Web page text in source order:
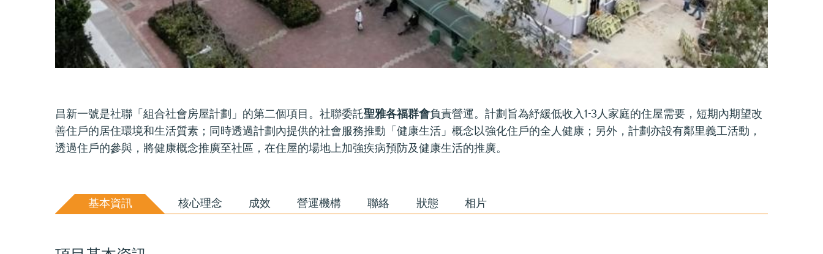
昌新一號是社聯「組合社會房屋計劃」的第二個項目。社聯委託聖雅各福群會負責營運。計劃旨為紓緩低收入1-3人家庭的住屋需要，短期內期望改
善住戶的居住環境和生活質素；同時透過計劃內提供的社會服務推動「健康生活」概念以強化住戶的全人健康；另外，計劃亦設有鄰里義工活動，
透過住戶的參與，將健康概念推廣至社區，在住屋的場地上加強疾病預防及健康生活的推廣。
基本資訊 核心理念 成效 營運機構 聯絡 狀態 相片